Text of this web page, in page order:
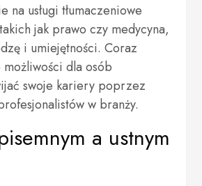
usługi tłumaczeniowe
jak prawo czy medycyna,
i umiejętności. Coraz
możliwości dla osób
swoje kariery poprzez
w branży.
a ustnym